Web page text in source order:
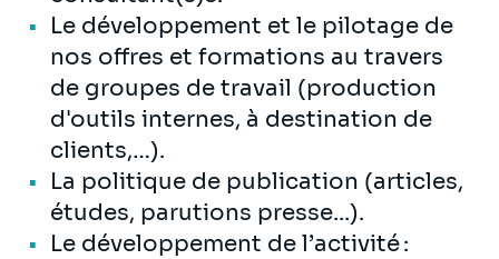
Le développement et le pilotage de
nos offres et formations au travers
de groupes de travail (production
d'outils internes, à destination de
clients,…).
La politique de publication (articles,
études, parutions presse...).
Le développement de l’activité :